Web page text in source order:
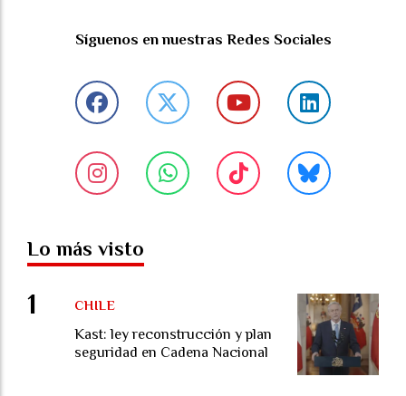
Síguenos en nuestras Redes Sociales
Lo más visto
Kast: ley reconstrucción y plan
seguridad en Cadena Nacional
CHILE